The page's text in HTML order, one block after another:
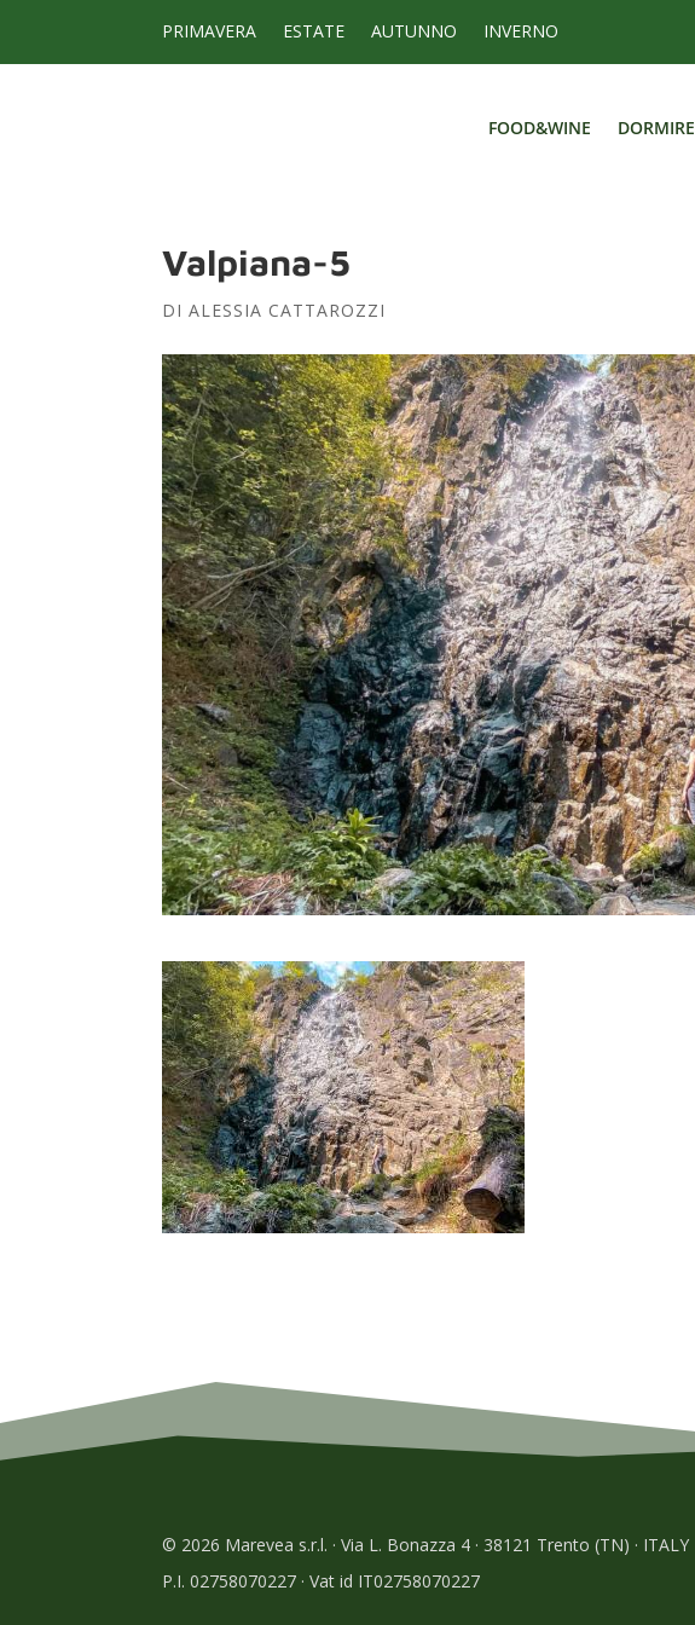
PRIMAVERA ESTATE AUTUNNO INVERNO
FOOD&WINE DORMIRE
Valpiana-5
DIALESSIA CATTAROZZI
© 2026 Marevea s.r.l. · Via L. Bonazza 4 · 38121 Trento (TN) · ITALY
P.I. 02758070227 · Vat id IT02758070227